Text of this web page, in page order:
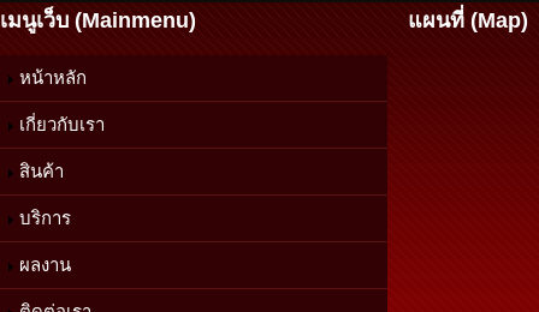
เมนูเว็บ (Mainmenu)
หน้าหลัก
เกี่ยวกับเรา
สินค้า
บริการ
ผลงาน
แผนที่ (Map)